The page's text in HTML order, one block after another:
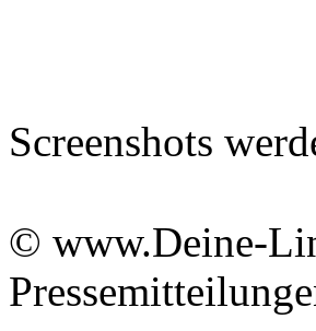
Screenshots
© www.Deine-